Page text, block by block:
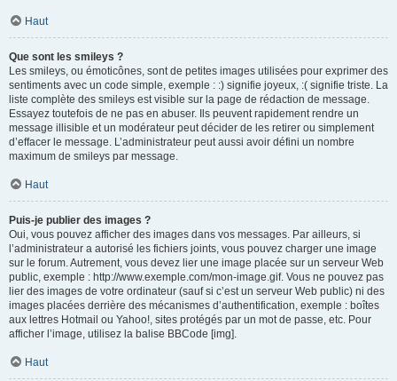
Haut
Que sont les smileys ?
Les smileys, ou émoticônes, sont de petites images utilisées pour exprimer des
sentiments avec un code simple, exemple : :) signifie joyeux, :( signifie triste. La
liste complète des smileys est visible sur la page de rédaction de message.
Essayez toutefois de ne pas en abuser. Ils peuvent rapidement rendre un
message illisible et un modérateur peut décider de les retirer ou simplement
d’effacer le message. L’administrateur peut aussi avoir défini un nombre
maximum de smileys par message.
Haut
Puis-je publier des images ?
Oui, vous pouvez afficher des images dans vos messages. Par ailleurs, si
l’administrateur a autorisé les fichiers joints, vous pouvez charger une image
sur le forum. Autrement, vous devez lier une image placée sur un serveur Web
public, exemple : http://www.exemple.com/mon-image.gif. Vous ne pouvez pas
lier des images de votre ordinateur (sauf si c’est un serveur Web public) ni des
images placées derrière des mécanismes d’authentification, exemple : boîtes
aux lettres Hotmail ou Yahoo!, sites protégés par un mot de passe, etc. Pour
afficher l’image, utilisez la balise BBCode [img].
Haut